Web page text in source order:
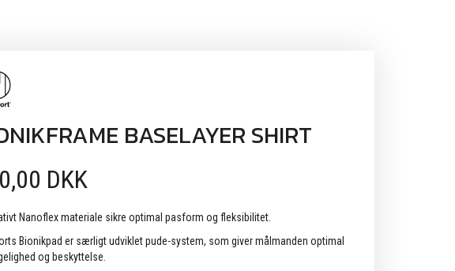
BASELAYER SHIRT
DKK
Nanoflex materiale sikre optimal pasform og fleksibilitet.
Bionikpad er særligt udviklet pude-system, som giver målmanden optimal
og beskyttelse.